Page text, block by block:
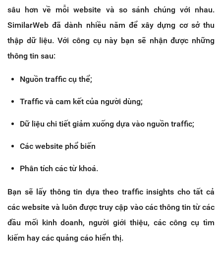
sâu hơn về mỗi website và so sánh chúng với nhau.
SimilarWeb đã dành nhiều năm để xây dựng cơ sở thu
thập dữ liệu. Với công cụ này bạn sẽ nhận được những
thông tin sau:
Nguồn traffic cụ thể;
Traffic và cam kết của người dùng;
Dữ liệu chi tiết giảm xuống dựa vào nguồn traffic;
Các website phổ biến
Phân tích các từ khoá.
Bạn sẽ lấy thông tin dựa theo traffic insights cho tất cả
các website và luôn được truy cập vào các thông tin từ các
đầu mối kinh doanh, người giới thiệu, các công cụ tìm
kiếm hay các quảng cáo hiển thị.